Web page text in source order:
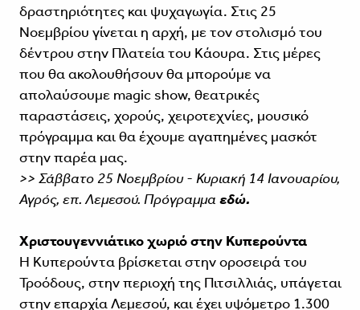
δραστηριότητες και ψυχαγωγία. Στις 25
Νοεμβρίου γίνεται η αρχή, με τον στολισμό του
δέντρου στην Πλατεία του Κάουρα. Στις μέρες
που θα ακολουθήσουν θα μπορούμε να
απολαύσουμε magic show, θεατρικές
παραστάσεις, χορούς, χειροτεχνίες, μουσικό
πρόγραμμα και θα έχουμε αγαπημένες μασκότ
στην παρέα μας.
>> Σάββατο 25 Νοεμβρίου - Κυριακή 14 Ιανουαρίου,
Αγρός, επ. Λεμεσού. Πρόγραμμα εδώ.
Χριστουγεννιάτικο χωριό στην Κυπερούντα
Η Κυπερούντα βρίσκεται στην οροσειρά του
Τροόδους, στην περιοχή της Πιτσιλλιάς, υπάγεται
στην επαρχία Λεμεσού, και έχει υψόμετρο 1.300